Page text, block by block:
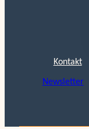
Kontakt
Newsletter